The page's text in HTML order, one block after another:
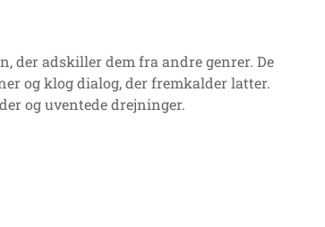
der adskiller dem fra andre genrer. De
og klog dialog, der fremkalder latter.
og uventede drejninger.